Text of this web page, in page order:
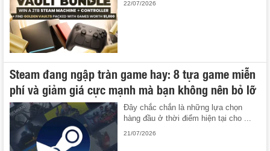
22/07/2026
Steam đang ngập tràn game hay: 8 tựa game miễn
phí và giảm giá cực mạnh mà bạn không nên bỏ lỡ
Đây chắc chắn là những lựa chọn
hàng đầu ở thời điểm hiện tại cho ...
21/07/2026